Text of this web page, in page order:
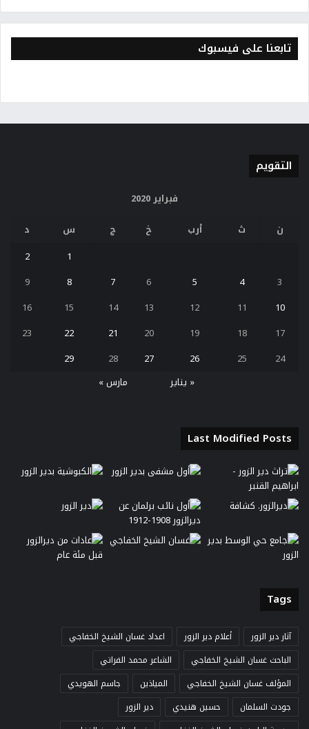
تابعنا على فيسبوك
التقويم
فبراير 2020
ن
ث أرب خ ج س د
« يناير مارس »
1
2
3
4
5
6
7
8
9
10
11
12
13
14
15
16
17
18
19
20
21
22
23
24
25
26
27
28
29
Last Modified Posts
Tags
آثار دير الزور أعلام دير الزور
اعداد غسان الشيخ الخفاجي
الباحث غسان الشيخ الخفاجي
الشاعر محمد الفراتي
المؤلف غسان الشيخ الخفاجي
المياذين
جاسم الهويدي
جودت السلمان
حسين هنيدي
دير الزور